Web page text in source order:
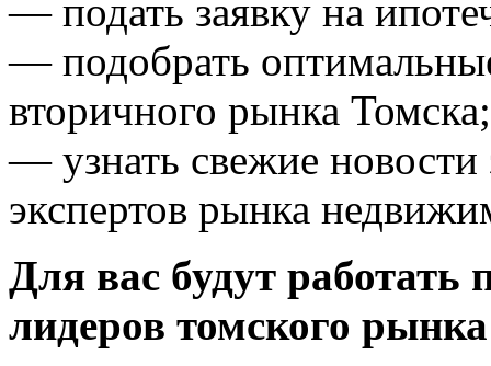
— подать заявку на
— подобрать
вторичного рынка Томска;
— узнать свежие новости
экспертов рынка
Для вас будут работать
лидеров томского